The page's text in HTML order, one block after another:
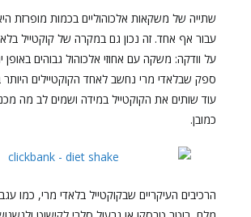
שתייה של משקאות אלכוהוליים בכמות מופרזת
עבור אף אחד. זה נכון גם במקרה של קוקטייל
על וודקה: משקה עם אחוזי אלכוהול גבוהים באופן
ספק שבלאדי מרי נחשב לאחד הקוקטיילים היותר
עוד שותים את הקוקטייל במידה ושמים לב מה
כמובן.
הרכיבים העיקריים שבקוקטייל בלאדי מרי, כמו